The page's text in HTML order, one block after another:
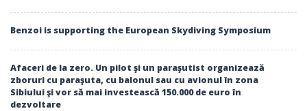
Benzoi is supporting the European Skydiving Symposium
Afaceri de la zero. Un pilot şi un paraşutist organizează
zboruri cu paraşuta, cu balonul sau cu avionul în zona
Sibiului şi vor să mai investească 150.000 de euro în
dezvoltare